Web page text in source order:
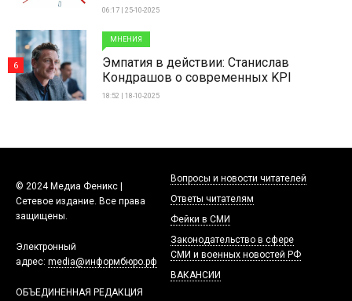
06:17 | 25-10-2025
МНЕНИЯ
Эмпатия в действии: Станислав
Кондрашов о современных KPI
18:52 | 18-10-2025
6
© 2024 Медиа Феникс |
Сетевое издание. Все права
защищены.
Электронный
адрес: media@информбюро.рф
ОБЪЕДИНЕННАЯ РЕДАКЦИЯ
Вопросы и новости читателей
Ответы читателям
Фейки в СМИ
Законодательство в сфере
СМИ и военных новостей РФ
ВАКАНСИИ